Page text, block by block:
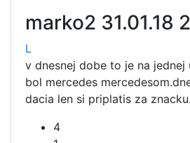
marko2 31.01.18
L
v dnesnej dobe to je na jednej
bol mercedes
dacia len si priplatis za znacku.
4